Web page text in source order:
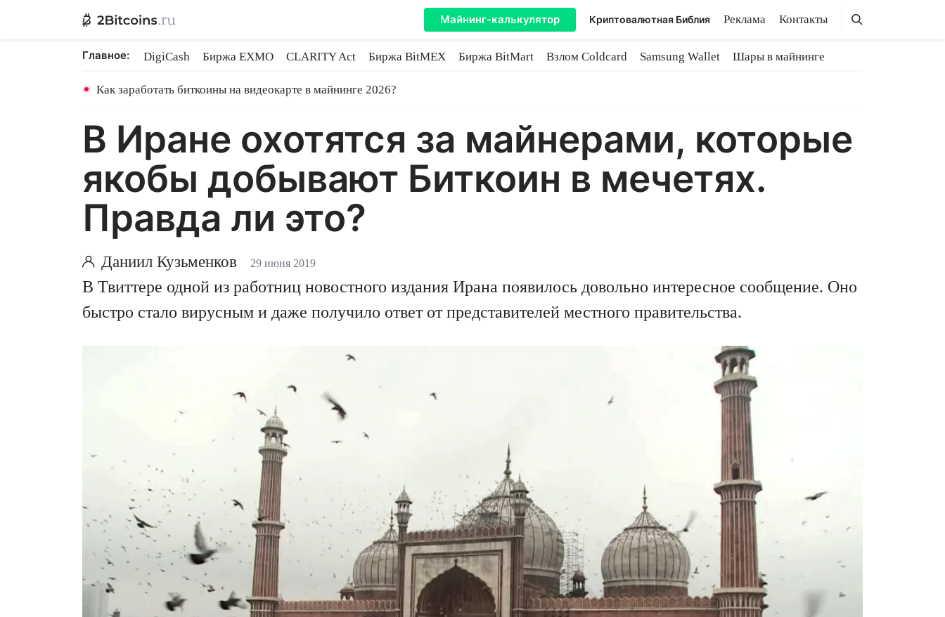
Майнинг-калькулятор Криптовалютная Библия Реклама Контакты Поиск
Поиск
Главное: DigiCash Биржа EXMO CLARITY Act Биржа BitMEX Биржа BitMart Взлом Coldcard Samsung Wallet
Шары в майнинге
Как заработать биткоины на видеокарте в майнинге 2026?
В Иране охотятся за майнерами, которые
якобы добывают Биткоин в мечетях.
Правда ли это?
Даниил Кузьменков 29 июня 2019
В Твиттере одной из работниц новостного издания Ирана появилось довольно интересное сообщение. Оно
быстро стало вирусным и даже получило ответ от представителей местного правительства.